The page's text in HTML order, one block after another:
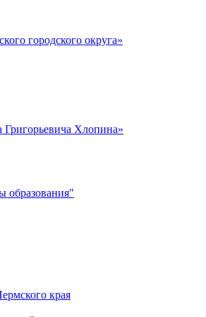
городского округа»
Хлопина»
края